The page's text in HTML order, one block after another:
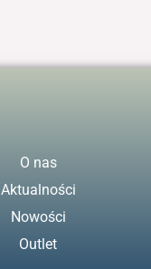
O nas
Aktualności
Nowości
Outlet